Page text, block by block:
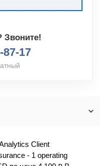
87-17
Client
- 1 operating